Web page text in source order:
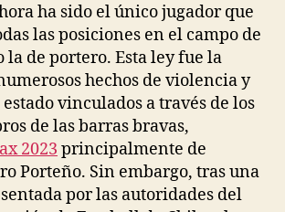
ha sido el único jugador que
las posiciones en el campo de
la de portero. Esta ley fue la
hechos de violencia y
vinculados a través de los
de las barras bravas,
2023 principalmente de
Porteño. Sin embargo, tras una
por las autoridades del